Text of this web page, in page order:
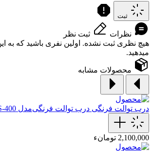
ثبت
نظرات
ثبت نظر
هیچ نظری ثبت نشده. اولین نفری باشید که به
میدهید.
محصولات مشابه
درب توالت فرنگی درب توالت‌ فرنگی‌مدل DS-400
2,100,000 تومانء